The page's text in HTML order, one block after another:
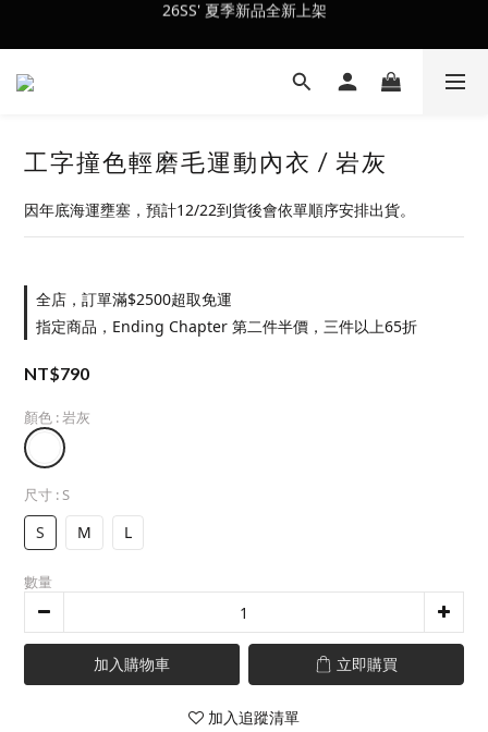
會員訂單滿$2500超取免運
會員訂單滿$2500超取免運
工字撞色輕磨毛運動內衣 / 岩灰
因年底海運壅塞，預計12/22到貨後會依單順序安排出貨。
全店，訂單滿$2500超取免運
指定商品，Ending Chapter 第二件半價，三件以上65折
NT$790
顏色 : 岩灰
尺寸 : S
S M L
數量
加入購物車 立即購買
加入追蹤清單